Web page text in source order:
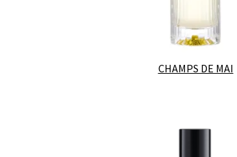
CHAMPS DE MAI